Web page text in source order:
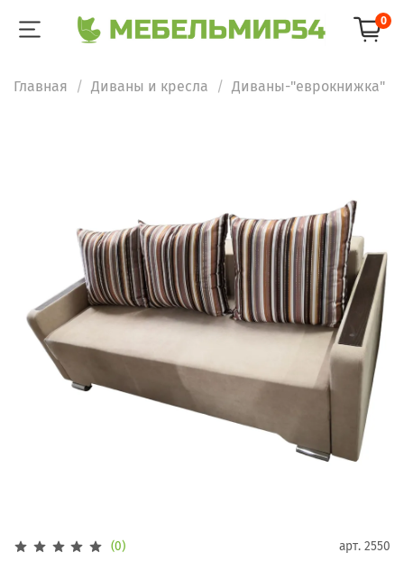
0
Главная Диваны и кресла Диваны-"еврокнижка"
(0) арт. 2550